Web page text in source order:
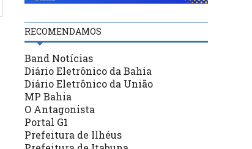
RECOMENDAMOS
Band Notícias
Diário Eletrônico da Bahia
Diário Eletrônico da União
MP Bahia
O Antagonista
Portal G1
Prefeitura de Ilhéus